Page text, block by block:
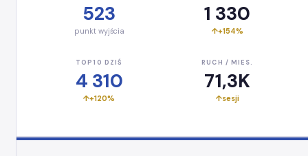
523
punkt wyjścia
1 330
+154%
TOP10 DZIŚ
4 310
+120%
RUCH / MIES.
71,3K
sesji